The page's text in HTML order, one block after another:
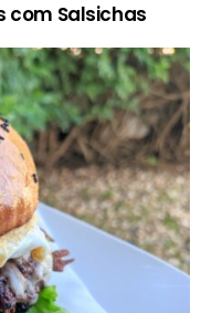
com Salsichas